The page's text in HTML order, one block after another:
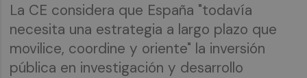
La CE considera que España "todavía
necesita una estrategia a largo plazo que
movilice, coordine y oriente" la inversión
pública en investigación y desarrollo